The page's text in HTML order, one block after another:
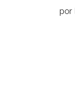
por